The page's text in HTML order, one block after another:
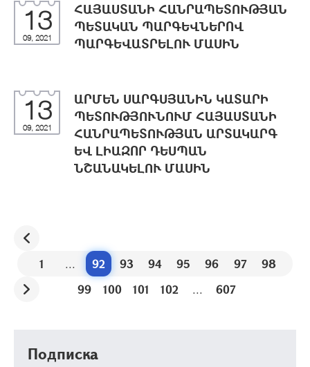
13
09, 2021
ՀԱՅԱՍՏԱՆԻ ՀԱՆՐԱՊԵՏՈՒԹՅԱՆ
ՊԵՏԱԿԱՆ ՊԱՐԳԵՎՆԵՐՈՎ
ՊԱՐԳԵՎԱՏՐԵԼՈՒ ՄԱՍԻՆ
13
09, 2021
ԱՐՄԵՆ ՍԱՐԳՍՅԱՆԻՆ ԿԱՏԱՐԻ
ՊԵՏՈՒԹՅՈՒՆՈՒՄ ՀԱՅԱՍՏԱՆԻ
ՀԱՆՐԱՊԵՏՈՒԹՅԱՆ ԱՐՏԱԿԱՐԳ
ԵՎ ԼԻԱԶՈՐ ԴԵՍՊԱՆ
ՆՇԱՆԱԿԵԼՈՒ ՄԱՍԻՆ
1 ... 92 93 94 95 96 97
98
99
100 101 102 ... 607
Подписка